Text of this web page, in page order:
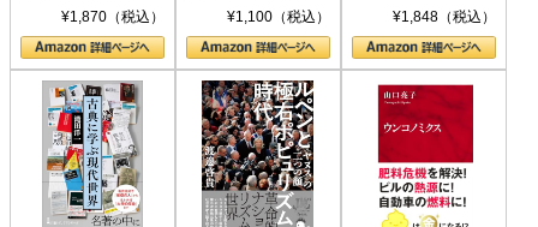
トランプとBRICS
の挑戦
¥1,870（税込）
下、ソ連参戦、そ
して聖断 (PHP新
書)
¥1,100（税込） ¥1,848（税込）